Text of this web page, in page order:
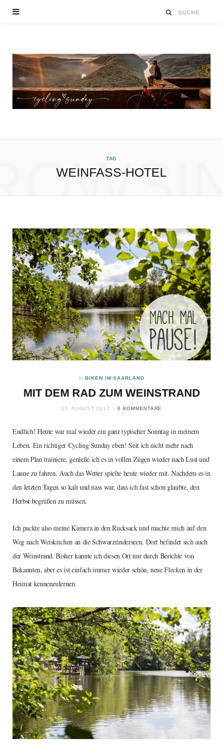
TAG
WEINFASS-HOTEL
In BIKEN IM SAARLAND
MIT DEM RAD ZUM WEINSTRAND
13. AUGUST 2017 6 KOMMENTARE
Endlich! Heute war mal wieder ein ganz typischer Sonntag in meinem
Leben. Ein richtiger Cycling Sunday eben! Seit ich nicht mehr nach
einem Plan trainiere, genieße ich es in vollen Zügen wieder nach Lust und
Laune zu fahren. Auch das Wetter spielte heute wieder mit. Nachdem es in
den letzten Tagen so kalt und nass war, dass ich fast schon glaubte, den
Herbst begrüßen zu müssen.
Ich packte also meine Kamera in den Rucksack und machte mich auf den
Weg nach Weiskirchen an die Schwarzrinderseen. Dort befindet sich auch
der Weinstrand. Bisher kannte ich diesen Ort nur durch Berichte von
Bekannten, aber es ist einfach immer wieder schön, neue Flecken in der
Heimat kennenzulernen.